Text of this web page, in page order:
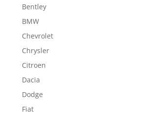
Bentley
BMW
Chevrolet
Chrysler
Citroen
Dacia
Dodge
Fiat